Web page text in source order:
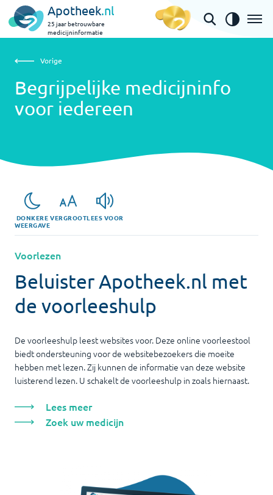
Apotheek.nl
25 jaar betrouwbare
medicijninformatie
Begrijpelijke medicijninfo voor iedereen
Vorige
Begrijpelijke medicijninfo
voor iedereen
DONKERE
WEERGAVE
VERGROOTLEES VOOR
Voorlezen
Beluister Apotheek.nl met
de voorleeshulp
De voorleeshulp leest websites voor. Deze online voorleestool
biedt ondersteuning voor de websitebezoekers die moeite
hebben met lezen. Zij kunnen de informatie van deze website
luisterend lezen. U schakelt de voorleeshulp in zoals hiernaast.
Lees meer
Zoek uw medicijn